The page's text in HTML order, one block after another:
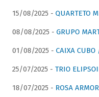
15/08/2025 - QUARTETO
08/08/2025 - GRUPO
01/08/2025 - CAIXA
25/07/2025 - TRIO
18/07/2025 - ROSA